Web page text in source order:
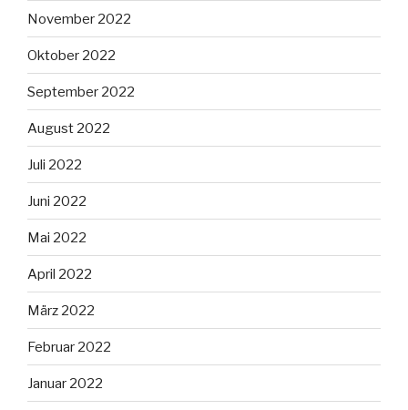
November 2022
Oktober 2022
September 2022
August 2022
Juli 2022
Juni 2022
Mai 2022
April 2022
März 2022
Februar 2022
Januar 2022